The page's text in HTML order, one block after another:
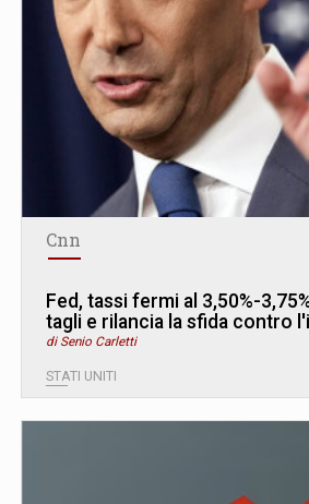
Cnn
Fed, tassi fermi al 3,50%-
tagli e rilancia la sfida contro
di Senio Carletti
STATI UNITI